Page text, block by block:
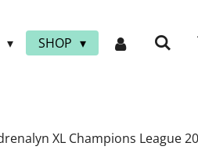
SHOP
XL Champions League